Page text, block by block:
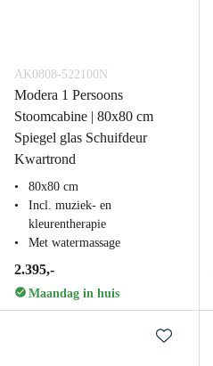
AK0808-522100N
Modera 1 Persoons
Stoomcabine | 80x80 cm
Spiegel glas Schuifdeur
Kwartrond
80x80 cm
Incl. muziek- en
kleurentherapie
Met watermassage
2.395,-
Maandag in huis